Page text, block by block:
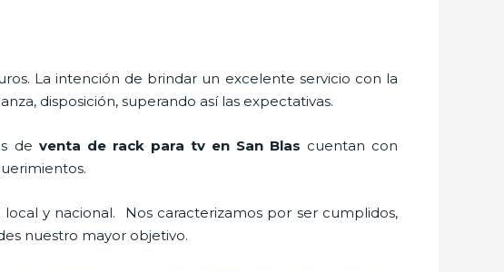
La intención de brindar un excelente servicio con la
disposición, superando así las expectativas.
de venta de rack para tven San Blas cuentan con
local y nacional.
Nos caracterizamos por ser cumplidos,
nuestro mayor objetivo.